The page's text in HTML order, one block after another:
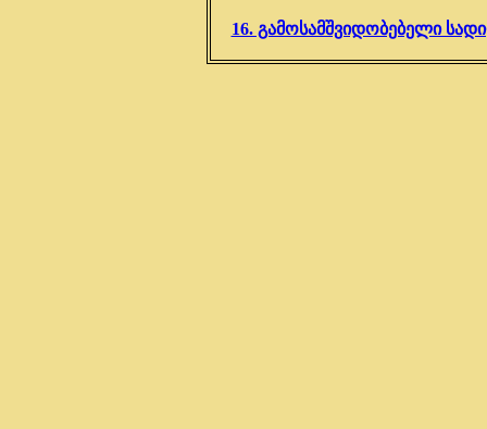
16. გამოსამშვიდობებელი